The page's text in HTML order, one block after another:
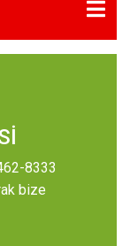
8333
bize